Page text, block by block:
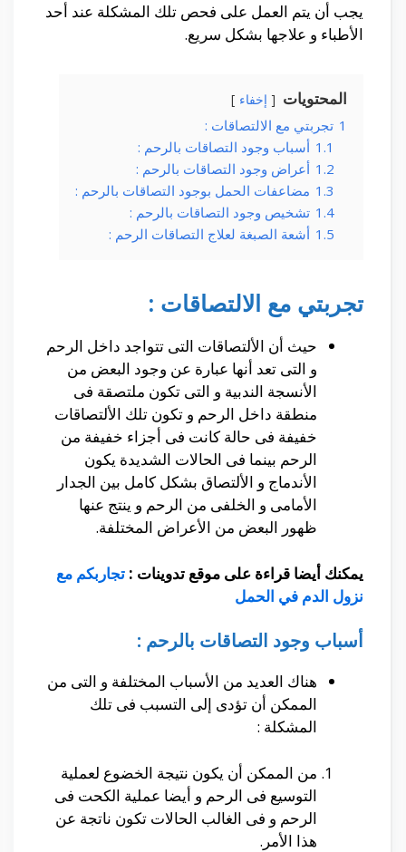
يجب أن يتم العمل على فحص تلك المشكلة عند أحد
الأطباء و علاجها بشكل سريع.
المحتويات إخفاء
1 تجربتي مع الالتصاقات :
1.1 أسباب وجود التصاقات بالرحم :
1.2 أعراض وجود التصاقات بالرحم :
1.3 مضاعفات الحمل بوجود التصاقات بالرحم :
1.4 تشخيص وجود التصاقات بالرحم :
1.5 أشعة الصبغة لعلاج التصاقات الرحم :
تجربتي مع الالتصاقات :
حيث أن الألتصاقات التى تتواجد داخل الرحم
و التى تعد أنها عبارة عن وجود البعض من
الأنسجة الندبية و التى تكون ملتصقة فى
منطقة داخل الرحم و تكون تلك الألتصاقات
خفيفة فى حالة كانت فى أجزاء خفيفة من
الرحم بينما فى الحالات الشديدة يكون
الأندماج و الألتصاق بشكل كامل بين الجدار
الأمامى و الخلفى من الرحم و ينتج عنها
ظهور البعض من الأعراض المختلفة.
يمكنك أيضا قراءة على موقع تدوينات : تجاربكم مع
نزول الدم في الحمل
أسباب وجود التصاقات بالرحم :
هناك العديد من الأسباب المختلفة و التى من
الممكن أن تؤدى إلى التسبب فى تلك
المشكلة :
من الممكن أن يكون نتيجة الخضوع لعملية
التوسيع فى الرحم و أيضا عملية الكحت فى
الرحم و فى الغالب الحالات تكون ناتجة عن
هذا الأمر.